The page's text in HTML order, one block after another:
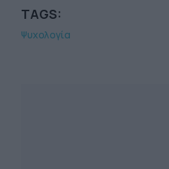
TAGS:
Ψυχολογία